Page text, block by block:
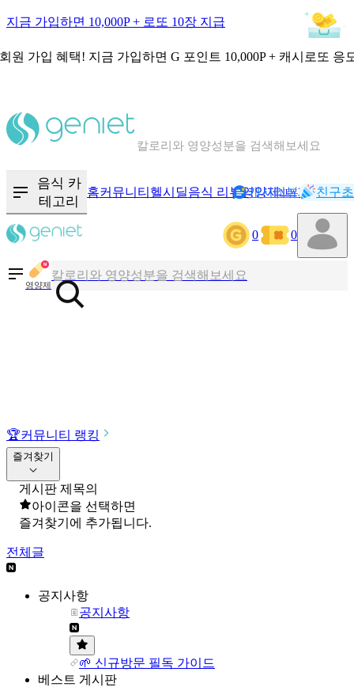
지금 가입하면 10,000P + 로또 10장 지급
원 가입 혜택! 지금 가입하면 G 포인트 10,000P + 캐시로또 응
칼로리와 영양성분을 검색해보세요
음식 · 영양제 리뷰를 찾아보세요
음식 카
테고리
홈커뮤니티 헬시딜음식 리뷰영양제NEW기록
캐시리뷰 친구
0 0
영양제
칼로리와 영양성분을 검색해보세요
혈당 · 다이어트 음식 검색해보세요
🏆커뮤니티 랭킹
즐겨찾기
게시판 제목의
아이콘을 선택하면
즐겨찾기에 추가됩니다.
전체글
공지사항
공지사항
🌱 신규방문 필독 가이드
베스트 게시판